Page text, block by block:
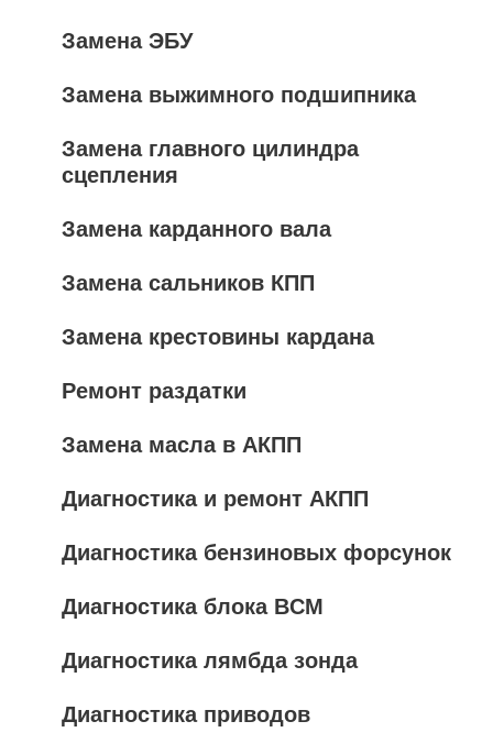
Замена ЭБУ
Замена выжимного подшипника
Замена главного цилиндра
сцепления
Замена карданного вала
Замена сальников КПП
Замена крестовины кардана
Ремонт раздатки
Замена масла в АКПП
Диагностика и ремонт АКПП
Диагностика бензиновых форсунок
Диагностика блока BCM
Диагностика лямбда зонда
Диагностика приводов